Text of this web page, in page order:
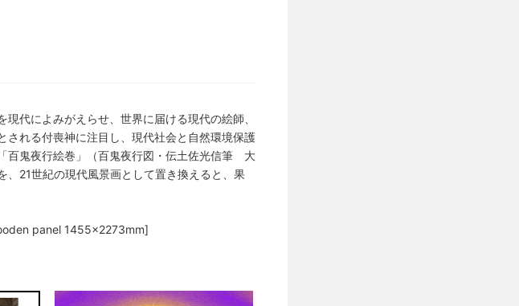
代によみがえらせ、世界に届ける現代の絵師、
される付喪神に注目し、現代社会と自然環境保護
百鬼夜行絵巻」（百鬼夜行図・伝土佐光信筆 大
21世紀の現代風景画として置き換えると、果
panel 1455x2273mm]